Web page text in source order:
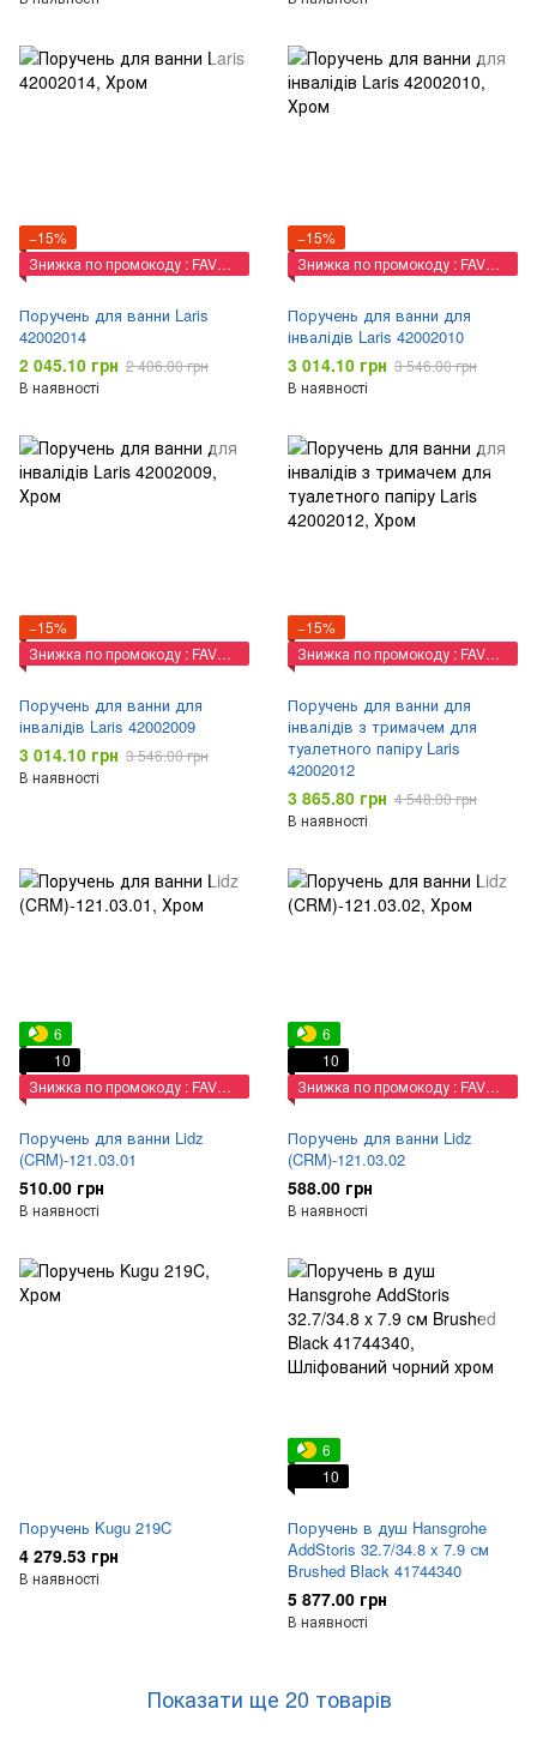
−15%
Знижка по промокоду : FAVORIT
Поручень для ванни Laris
42002014
2 045.10 грн 2 406.00 грн
В наявності
−15%
Знижка по промокоду : FAVORIT
Поручень для ванни для
інвалідів Laris 42002010
3 014.10 грн 3 546.00 грн
В наявності
−15%
Знижка по промокоду : FAVORIT
Поручень для ванни для
інвалідів Laris 42002009
3 014.10 грн 3 546.00 грн
В наявності
−15%
Знижка по промокоду : FAVORIT
Поручень для ванни для
інвалідів з тримачем для
туалетного папіру Laris
42002012
3 865.80 грн 4 548.00 грн
В наявності
6
10
Знижка по промокоду : FAVORIT
Поручень для ванни Lidz
(CRM)-121.03.01
510.00 грн
В наявності
6
10
Знижка по промокоду : FAVORIT
Поручень для ванни Lidz
(CRM)-121.03.02
588.00 грн
В наявності
Поручень Kugu 219C
4 279.53 грн
В наявності
6
10
Поручень в душ Hansgrohe
AddStoris 32.7/34.8 x 7.9 см
Brushed Black 41744340
5 877.00 грн
В наявності
Показати ще 20 товарів